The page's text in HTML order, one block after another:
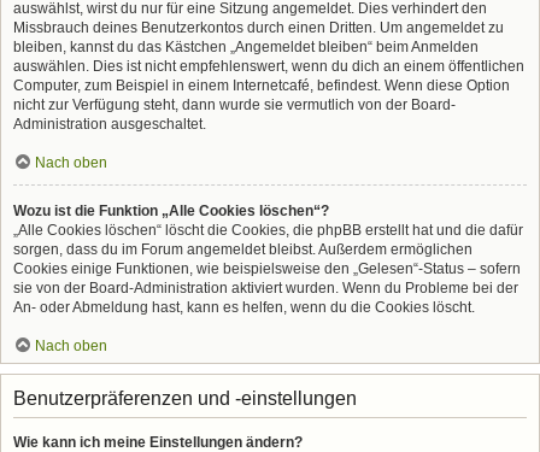
auswählst, wirst du nur für eine Sitzung angemeldet. Dies verhindert den
Missbrauch deines Benutzerkontos durch einen Dritten. Um angemeldet zu
bleiben, kannst du das Kästchen „Angemeldet bleiben“ beim Anmelden
auswählen. Dies ist nicht empfehlenswert, wenn du dich an einem öffentlichen
Computer, zum Beispiel in einem Internetcafé, befindest. Wenn diese Option
nicht zur Verfügung steht, dann wurde sie vermutlich von der Board-
Administration ausgeschaltet.
Nach oben
Wozu ist die Funktion „Alle Cookies löschen“?
„Alle Cookies löschen“ löscht die Cookies, die phpBB erstellt hat und die dafür
sorgen, dass du im Forum angemeldet bleibst. Außerdem ermöglichen
Cookies einige Funktionen, wie beispielsweise den „Gelesen“-Status – sofern
sie von der Board-Administration aktiviert wurden. Wenn du Probleme bei der
An- oder Abmeldung hast, kann es helfen, wenn du die Cookies löscht.
Nach oben
Benutzerpräferenzen und -einstellungen
Wie kann ich meine Einstellungen ändern?